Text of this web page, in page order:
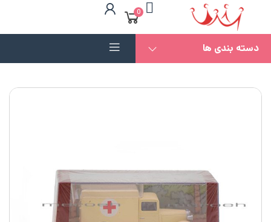
0
دسته بندی ها